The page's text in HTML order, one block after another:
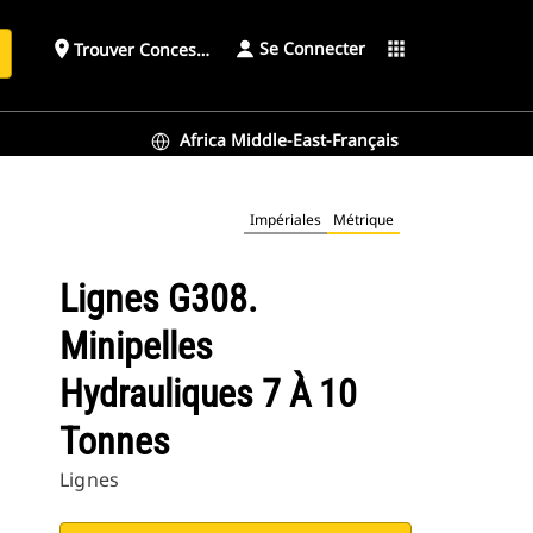
place Trouver ConcessionnaireSe Connecter apps
Africa Middle-East-Français
Impériales Métrique
Lignes G308.
Minipelles
Hydrauliques 7 À 10
Tonnes
Lignes